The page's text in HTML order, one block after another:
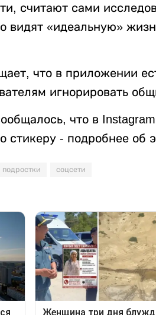
считают сами
видят «идеальную»
что в приложении
игнорировать
что в
стикеру - подробнее об
подростки соцсети